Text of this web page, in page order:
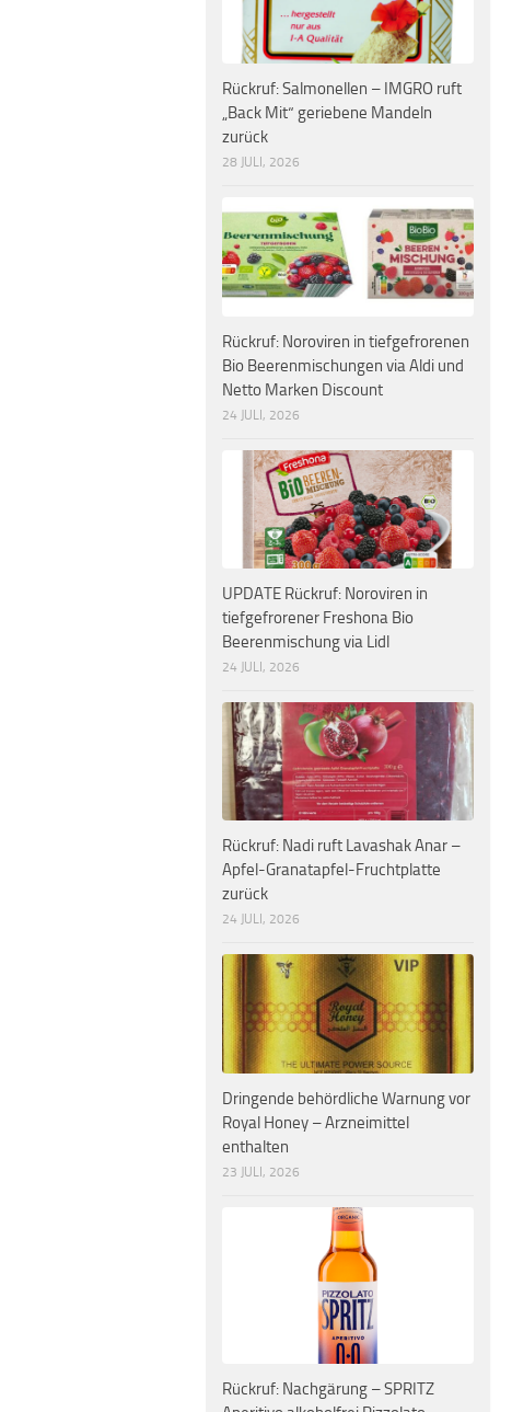
Rückruf: Salmonellen – IMGRO ruft
„Back Mit“ geriebene Mandeln
zurück
28 JULI, 2026
Rückruf: Noroviren in tiefgefrorenen
Bio Beerenmischungen via Aldi und
Netto Marken Discount
24 JULI, 2026
UPDATE Rückruf: Noroviren in
tiefgefrorener Freshona Bio
Beerenmischung via Lidl
24 JULI, 2026
Rückruf: Nadi ruft Lavashak Anar –
Apfel-Granatapfel-Fruchtplatte
zurück
24 JULI, 2026
Dringende behördliche Warnung vor
Royal Honey – Arzneimittel
enthalten
23 JULI, 2026
Rückruf: Nachgärung – SPRITZ